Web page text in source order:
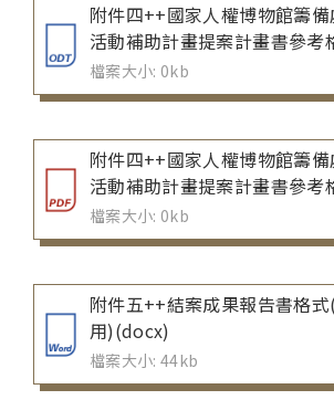
附件四++國家人權博物館籌
活動補助計畫提案計畫書參
檔案大小: 0kb
附件四++國家人權博物館籌
活動補助計畫提案計畫書參
檔案大小: 0kb
附件五++結案成果報告書格
用)(docx)
檔案大小: 44kb